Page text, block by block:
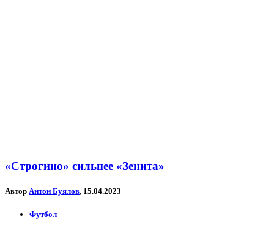
«Строгино» сильнее «Зенита»
Автор Антон Буялов, 15.04.2023
Футбол